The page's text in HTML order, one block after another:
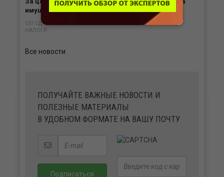
имущество при ЕСХН платить не нужно
СЕГОДНЯ В 15:01
НАЛОГИ
Все новости
ПОЛУЧАЙТЕ ВАЖНЫЕ НОВОСТИ И
ПОЛЕЗНЫЕ МАТЕРИАЛЫ
В УДОБНОМ ФОРМАТЕ НА ВАШУ ПОЧТУ